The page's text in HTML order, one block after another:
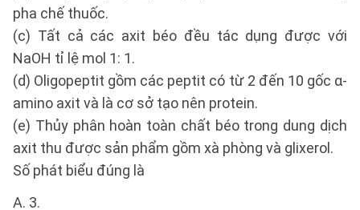
pha chế thuốc.
(c) Tất cả các axit béo đều tác dụng được với
NaOH tỉ lệ mol 1: 1.
(d) Oligopeptit gồm các peptit có từ 2 đến 10 gốc α-
amino axit và là cơ sở tạo nên protein.
(e) Thủy phân hoàn toàn chất béo trong dung dịch
axit thu được sản phẩm gồm xà phòng và glixerol.
Số phát biểu đúng là
A. 3.